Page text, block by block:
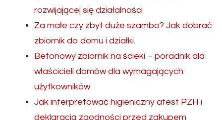
rozwijającej się działalności
Za małe czy zbyt duże szambo? Jak dobrać
zbiornik do domu i działki.
Betonowy zbiornik na ścieki – poradnik dla
właścicieli domów dla wymagających
użytkowników
Jak interpretować higieniczny atest PZH i
deklaracją zgodności przed zakupem